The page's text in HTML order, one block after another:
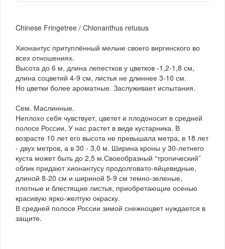
Chinese Fringetree / Chionanthus retusus
Хионантус притуплённый мельче своего виргинского во
всех отношениях.
Высота до 6 м, длина лепестков у цветков -1,2-1,8 см,
длина соцветий 4-9 см, листья не длиннее 3-10 см.
Но цветки более ароматные. Заслуживает испытания.
Сем. Маслинные.
Неплохо себя чувствует, цветет и плодоносит в средней
полосе России. У нас растет в виде кустарника. В
возрасте 10 лет его высота не превышала метра, в 18 лет
- двух метров, а в 30 - 3,0 м. Ширина кроны у 30-летнего
куста может быть до 2,5 м.Своеобразный “тропический”
облик придают хионантусу продолговато-яйцевидные,
длиной 8-20 см и шириной 5-9 см темно-зеленые,
плотные и блестящие листья, приобретающие осенью
красивую ярко-желтую окраску.
В средней полосе России зимой снежноцвет нуждается в
защите.